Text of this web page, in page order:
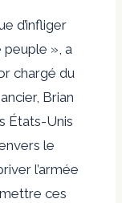
d’infliger
», a
chargé du
Brian
États-Unis
le
l’armée
ces